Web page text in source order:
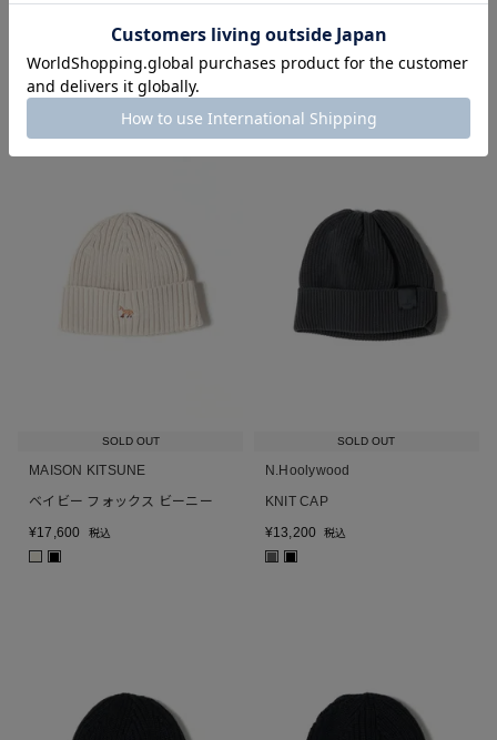
SOLD OUT
MAISON KITSUNE
ベイビー フォックス ビーニー
¥17,600 税込
■
SOLD OUT
N.Hoolywood
KNIT CAP
¥13,200 税込
■ ■